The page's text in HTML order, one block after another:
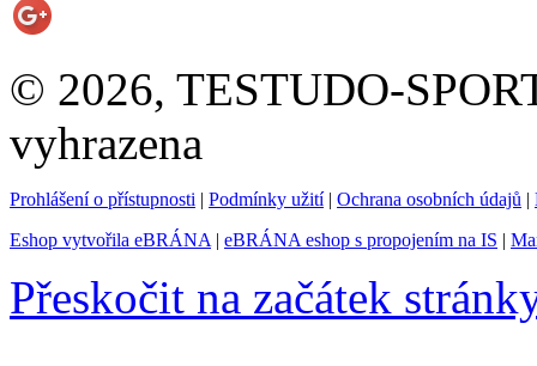
© 2026, TESTUDO-
vyhrazena
Prohlášení o přístupnosti | Podmínky užití| Ochrana osobních údajů |
Eshop vytvořila eBRÁNA | eBRÁNA eshop s propojením na IS |
Přeskočit na začátek